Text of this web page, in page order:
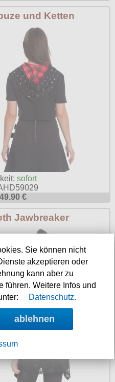
und Ketten
sofort
€
Jawbreaker
Sie können nicht
akzeptieren oder
kann aber zu
führen. Weitere Infos und
Datenschutz.
ablehnen